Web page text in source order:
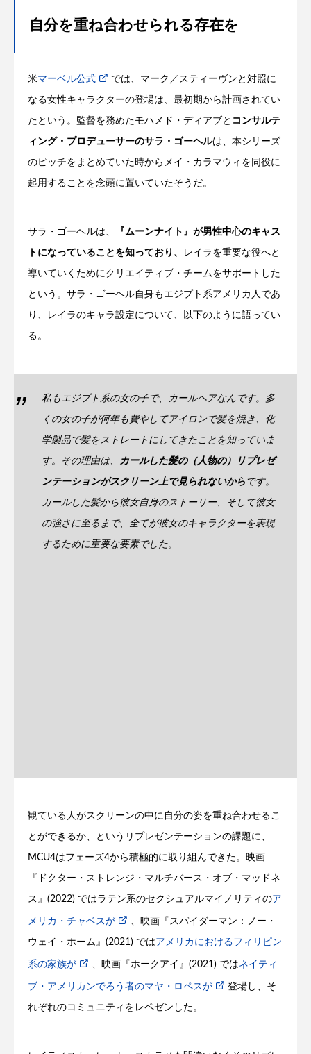
自分を重ね合わせられる存在を
米マーベル公式 では、マーク／スティーヴンと対照に
なる女性キャラクターの登場は、最初期から計画されてい
たという。監督を務めたモハメド・ディアブと コンサルテ
ィング・プロデューサーのサラ・ゴーヘルは、本シリーズ
のピッチをまとめていた時からメイ・カラマウィを同役に
起用することを念頭に置いていたそうだ。
サラ・ゴーヘルは、 『ムーンナイト』が男性中心のキャス
トになっていることを知っており、 レイラを重要な役へと
導いていくためにクリエイティブ・チームをサポートした
という。サラ・ゴーヘル自身もエジプト系アメリカ人であ
り、レイラのキャラ設定について、以下のように語ってい
る。
私もエジプト系の女の子で、カールヘアなんです。多
くの女の子が何年も費やしてアイロンで髪を焼き、化
学製品で髪をストレートにしてきたことを知っていま
す。その理由は、 カールした髪の（人物の）リプレゼ
ンテーションがスクリーン上で見られないから です。
カールした髪から彼女自身のストーリー、そして彼女
の強さに至るまで、全てが彼女のキャラクターを表現
するために重要な要素でした。
観ている人がスクリーンの中に自分の姿を重ね合わせるこ
とができるか、というリプレゼンテーションの課題に、
MCU4はフェーズ4から積極的に取り組んできた。映画
『ドクター・ストレンジ・マルチバース・オブ・マッドネ
ス』(2022) ではラテン系のセクシュアルマイノリティのア
メリカ・チャベスが 、映画『スパイダーマン：ノー・
ウェイ・ホーム』(2021) ではアメリカにおけるフィリピン
系の家族が 、映画『ホークアイ』(2021) ではネイティ
ブ・アメリカンでろう者のマヤ・ロペスが 登場し、そ
れぞれのコミュニティをレペゼンした。